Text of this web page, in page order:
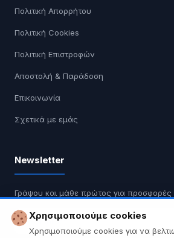
Πολιτική Απορρήτου
Πολιτική Cookies
Πολιτική Επιστροφών
Αποστολή & Παράδοση
Επικοινωνία
Σχετικά με εμάς
Newsletter
Γράψου και μάθε πρώτος για προσφορές
Χρησιμοποιούμε cookies
Χρησιμοποιούμε cookies για να